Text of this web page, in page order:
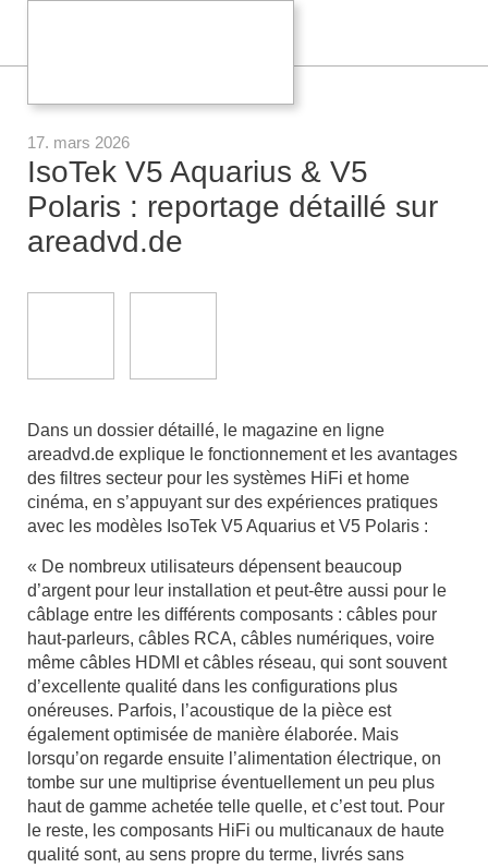
17. mars 2026
IsoTek V5 Aquarius & V5
Polaris : reportage détaillé sur
areadvd.de
Dans un dossier détaillé, le magazine en ligne
areadvd.de explique le fonctionnement et les avantages
des filtres secteur pour les systèmes HiFi et home
cinéma, en s’appuyant sur des expériences pratiques
avec les modèles IsoTek V5 Aquarius et V5 Polaris :
« De nombreux utilisateurs dépensent beaucoup
d’argent pour leur installation et peut-être aussi pour le
câblage entre les différents composants : câbles pour
haut-parleurs, câbles RCA, câbles numériques, voire
même câbles HDMI et câbles réseau, qui sont souvent
d’excellente qualité dans les configurations plus
onéreuses. Parfois, l’acoustique de la pièce est
également optimisée de manière élaborée. Mais
lorsqu’on regarde ensuite l’alimentation électrique, on
tombe sur une multiprise éventuellement un peu plus
haut de gamme achetée telle quelle, et c’est tout. Pour
le reste, les composants HiFi ou multicanaux de haute
qualité sont, au sens propre du terme, livrés sans